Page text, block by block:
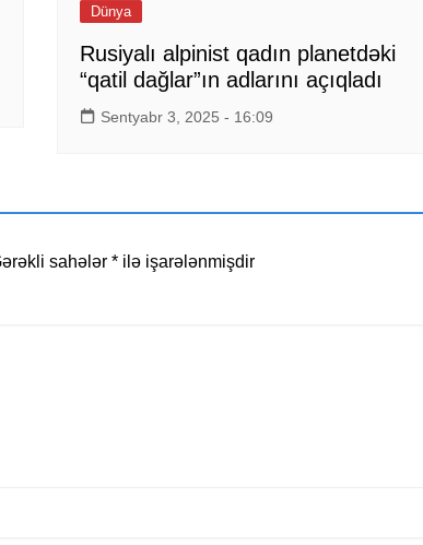
Dünya
Rusiyalı alpinist qadın planetdəki
“qatil dağlar”ın adlarını açıqladı
Sentyabr 3, 2025 - 16:09
sahələr * ilə işarələnmişdir